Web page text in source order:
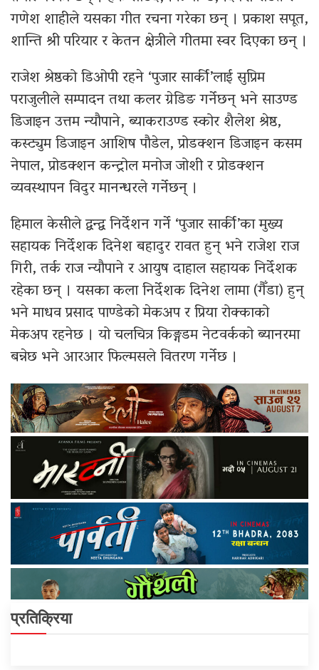
गणेश शाहीले यसका गीत रचना गरेका छन् । प्रकाश सपूत,
शान्ति श्री परियार र केतन क्षेत्रीले गीतमा स्वर दिएका छन् ।
राजेश श्रेष्ठको डिओपी रहने ‘पुजार सार्की’लाई सुप्रिम
पराजुलीले सम्पादन तथा कलर ग्रेडिङ गर्नेछन् भने साउण्ड
डिजाइन उत्तम न्यौपाने, ब्याकराउण्ड स्कोर शैलेश श्रेष्ठ,
कस्ट्युम डिजाइन आशिष पौडेल, प्रोडक्शन डिजाइन कसम
नेपाल, प्रोडक्शन कन्ट्रोल मनोज जोशी र प्रोडक्शन
व्यवस्थापन विदुर मानन्धरले गर्नेछन् ।
हिमाल केसीले द्वन्द्व निर्देशन गर्ने ‘पुजार सार्की’का मुख्य
सहायक निर्देशक दिनेश बहादुर रावत हुन् भने राजेश राज
गिरी, तर्क राज न्यौपाने र आयुष दाहाल सहायक निर्देशक
रहेका छन् । यसका कला निर्देशक दिनेश लामा (गैँडा) हुन्
भने माधव प्रसाद पाण्डेको मेकअप र प्रिया रोक्काको
मेकअप रहनेछ । यो चलचित्र किङ्गडम नेटवर्कको ब्यानरमा
बन्नेछ भने आरआर फिल्मसले वितरण गर्नेछ ।
प्रतिक्रिया